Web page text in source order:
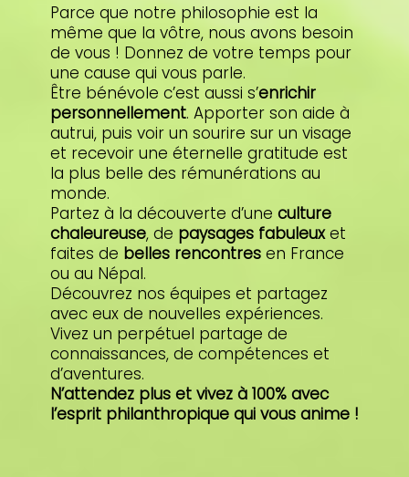
Parce que notre philosophie est la
même que la vôtre, nous avons besoin
de vous ! Donnez de votre temps pour
une cause qui vous parle.
Être bénévole c’est aussi s’enrichir
personnellement. Apporter son aide à
autrui, puis voir un sourire sur un visage
et recevoir une éternelle gratitude est
la plus belle des rémunérations au
monde.
Partez à la découverte d’une culture
chaleureuse, de paysages fabuleuxet
faites de belles rencontresen France
ou au Népal.
Découvrez nos équipes et partagez
avec eux de nouvelles expériences.
Vivez un perpétuel partage de
connaissances, de compétences et
d’aventures.
N’attendez plus et vivez à 100% avec
l’esprit philanthropique qui vous anime !